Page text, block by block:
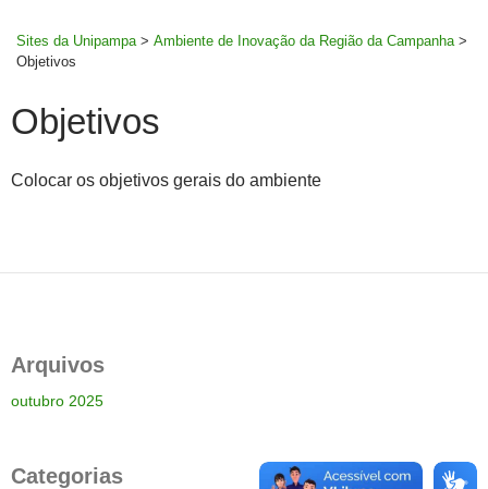
Sites da Unipampa > Ambiente de Inovação da Região da Campanha >
Objetivos
Objetivos
Colocar os objetivos gerais do ambiente
Arquivos
outubro 2025
Categorias